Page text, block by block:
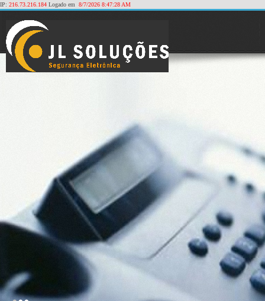
IP: 216.73.216.184 Logado em 8/7/2026 8:47:28 AM